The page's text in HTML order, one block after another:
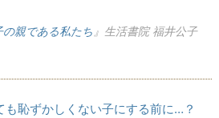
親である私たち 』生活書院 福井公子
も恥ずかしくない子にする前に…？